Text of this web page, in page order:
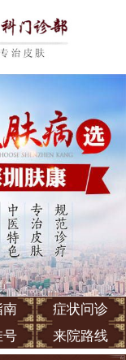
南
症状问诊
号 来院路线